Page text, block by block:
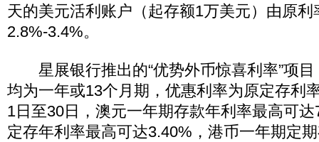
天的美元活利账户（起存额1万美元）由原
2.8%-3.4%。
星展银行推出的“优势外币惊喜利率”项目
均为一年或13个月期，优惠利率为原定存利
1日至30日，澳元一年期存款年利率最高可
定存年利率最高可达3.40%，港币一年期定